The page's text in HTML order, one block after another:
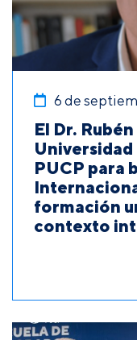
6 de
El Dr.
PUCP para
formación
contexto